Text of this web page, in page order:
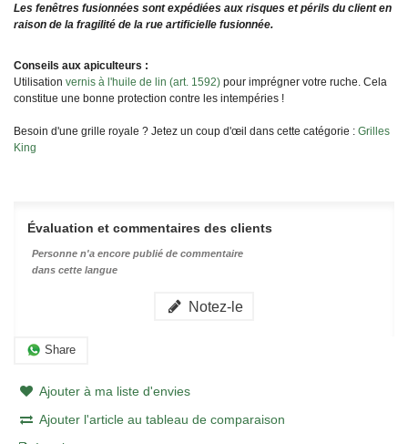
Les fenêtres fusionnées sont expédiées aux risques et périls du client en
raison de la fragilité de la rue artificielle fusionnée.
Conseils aux apiculteurs :
Utilisation vernis à l'huile de lin (art. 1592) pour imprégner votre ruche. Cela
constitue une bonne protection contre les intempéries !
Besoin d'une grille royale ? Jetez un coup d'œil dans cette catégorie : Grilles
King
Évaluation et commentaires des clients
Personne n'a encore publié de commentaire
dans cette langue
Notez-le
Share
Ajouter à ma liste d'envies
Ajouter l'article au tableau de comparaison